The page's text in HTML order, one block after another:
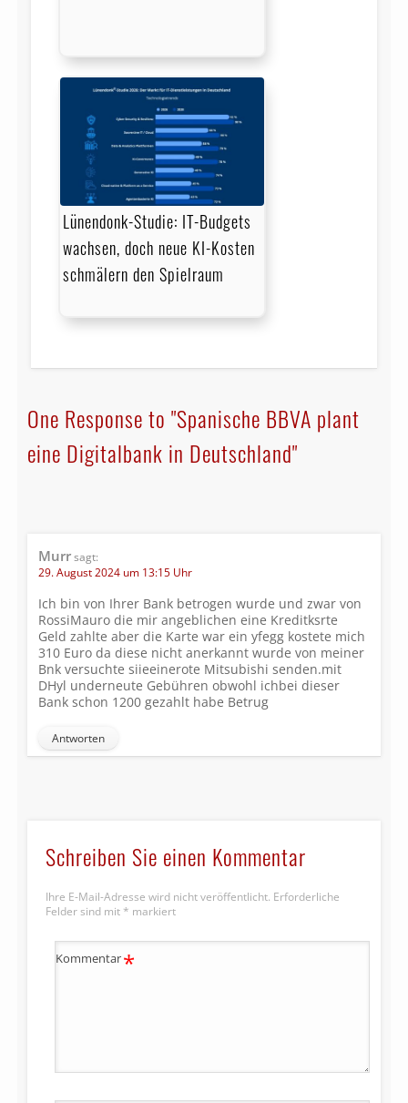
Lünendonk-Studie: IT-Budgets
wachsen, doch neue KI-Kosten
schmälern den Spielraum
One Response to "Spanische BBVA plant
eine Digitalbank in Deutschland"
Murrsagt:
29. August 2024 um 13:15 Uhr
Ich bin von Ihrer Bank betrogen wurde und zwar von
RossiMauro die mir angeblichen eine Kreditksrte
Geld zahlte aber die Karte war ein yfegg kostete mich
310 Euro da diese nicht anerkannt wurde von meiner
Bnk versuchte siieeinerote Mitsubishi senden.mit
DHyl underneute Gebühren obwohl ichbei dieser
Bank schon 1200 gezahlt habe Betrug
Antworten
Schreiben Sie einen Kommentar
Ihre E-Mail-Adresse wird nicht veröffentlicht. Erforderliche
Felder sind mit * markiert
Kommentar*